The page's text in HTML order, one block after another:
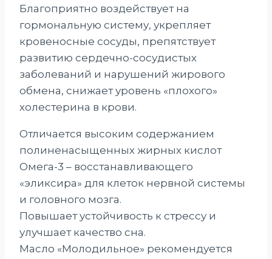
Благоприятно воздействует на
гормональную систему, укрепляет
кровеносные сосуды, препятствует
развитию сердечно-сосудистых
заболеваний и нарушений жирового
обмена, снижает уровень «плохого»
холестерина в крови.
Отличается высоким содержанием
полиненасыщенных жирных кислот
Омега-3 – восстанавливающего
«эликсира» для клеток нервной системы
и головного мозга.
Повышает устойчивость к стрессу и
улучшает качество сна.
Масло «Молодильное» рекомендуется